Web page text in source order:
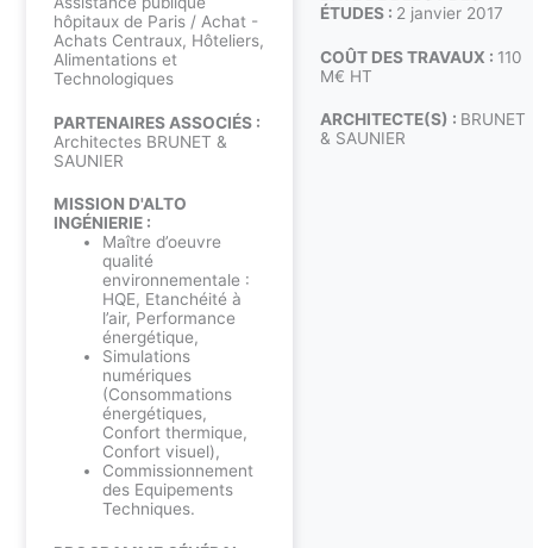
ÉTUDES : 2 janvier 2017
COÛT DES TRAVAUX : 110
M€ HT
ARCHITECTE(S) : BRUNET
& SAUNIER
hôpitaux de Paris / Achat -
Achats Centraux, Hôteliers,
Alimentations et
Technologiques
PARTENAIRES ASSOCIÉS :
Architectes BRUNET &
SAUNIER
MISSION D'ALTO
INGÉNIERIE :
Maître d’oeuvre
qualité
environnementale :
HQE, Etanchéité à
l’air, Performance
énergétique,
Simulations
numériques
(Consommations
énergétiques,
Confort thermique,
Confort visuel),
Commissionnement
des Equipements
Techniques.